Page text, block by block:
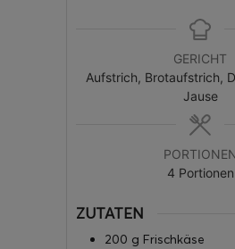
GERICHT
Aufstrich, Brotaufstrich,
Jause
PORTIONEN
4 Portionen
ZUTATEN
200 g Frischkäse